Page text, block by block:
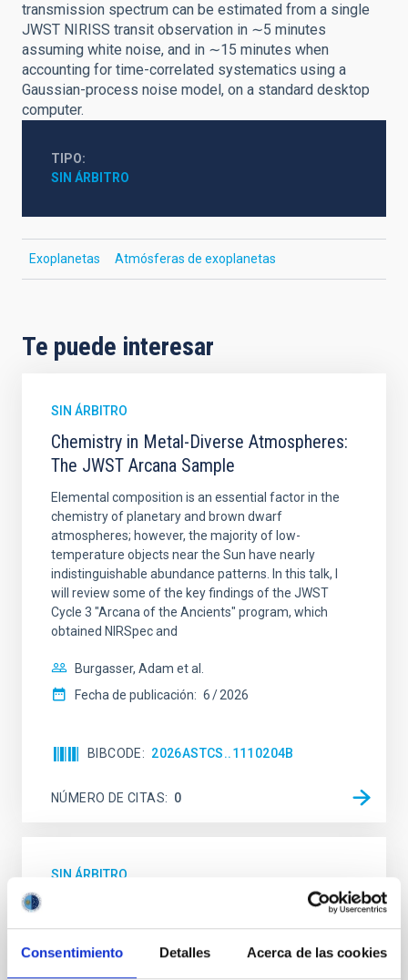
Consentimiento Detalles Acerca de las cookies
transmission spectrum can be estimated from a single
JWST NIRISS transit observation in ∼5 minutes
assuming white noise, and in ∼15 minutes when
accounting for time-correlated systematics using a
Gaussian-process noise model, on a standard desktop
computer.
TIPO
SIN ÁRBITRO
Exoplanetas Atmósferas de exoplanetas
Te puede interesar
SIN ÁRBITRO
Chemistry in Metal-Diverse Atmospheres:
The JWST Arcana Sample
Elemental composition is an essential factor in the
chemistry of planetary and brown dwarf
atmospheres; however, the majority of low-
temperature objects near the Sun have nearly
indistinguishable abundance patterns. In this talk, I
will review some of the key findings of the JWST
Cycle 3 "Arcana of the Ancients" program, which
obtained NIRSpec and
Burgasser, Adam et al.
Fecha de publicación: 6 2026
BIBCODE 2026ASTCS..1110204B
NÚMERO DE CITAS 0
SIN ÁRBITRO
silicate vapor atmospheres in the ultra-hot
terrestrial planet population